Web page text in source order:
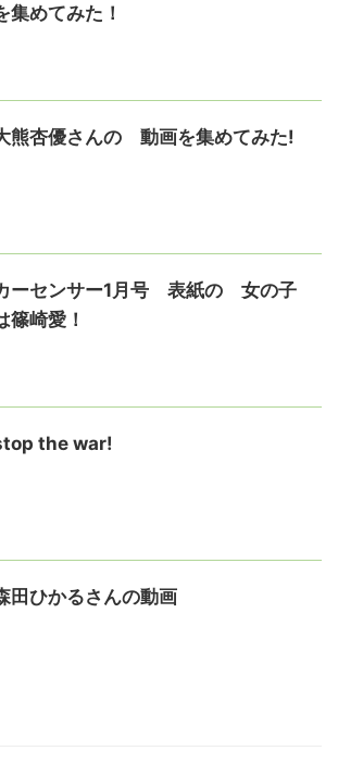
集めてみた！
熊杏優さんの゙動画を集めてみた!
ーセンサー1月号 表紙の゙女の子
篠崎愛！
the war!
田ひかるさんの動画